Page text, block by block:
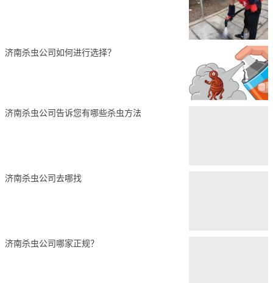
济南杀虫公司如何进行选择？
济南杀虫公司告诉您有哪些杀虫方法
济南杀虫公司去哪找
济南杀虫公司哪家正规？